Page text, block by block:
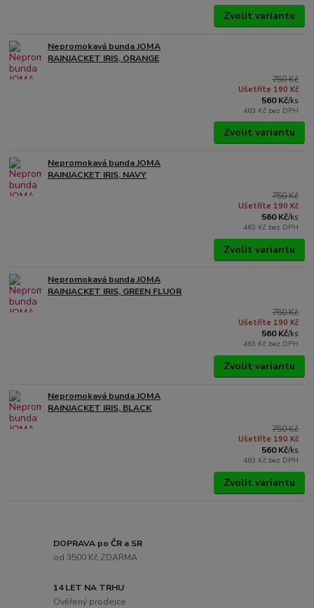
Zvolit variantu
Nepromokavá bunda JOMA
RAINJACKET IRIS, ORANGE
750 Kč
Ušetříte 190 Kč
560 Kč/ks
463 Kč bez DPH
Zvolit variantu
Nepromokavá bunda JOMA
RAINJACKET IRIS, NAVY
750 Kč
Ušetříte 190 Kč
560 Kč/ks
463 Kč bez DPH
Zvolit variantu
Nepromokavá bunda JOMA
RAINJACKET IRIS, GREEN FLUOR
750 Kč
Ušetříte 190 Kč
560 Kč/ks
463 Kč bez DPH
Zvolit variantu
Nepromokavá bunda JOMA
RAINJACKET IRIS, BLACK
750 Kč
Ušetříte 190 Kč
560 Kč/ks
463 Kč bez DPH
Zvolit variantu
DOPRAVA po ČR a SR
od 3500 Kč ZDARMA
14 LET NA TRHU
Ověřený prodejce